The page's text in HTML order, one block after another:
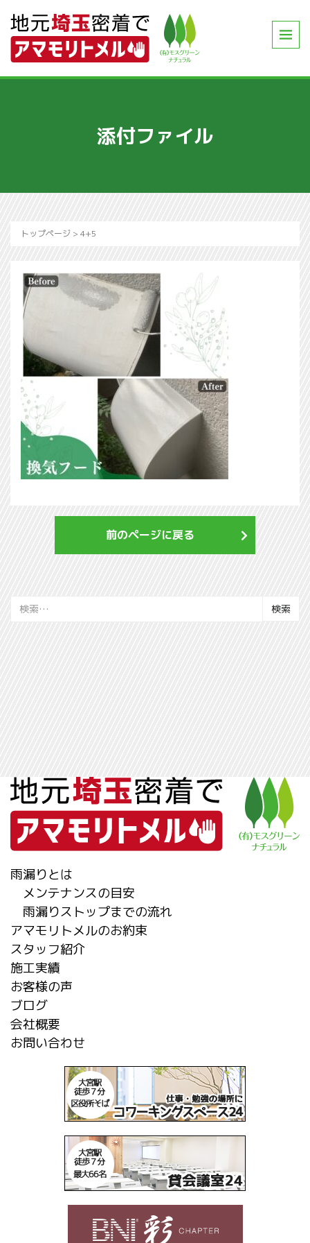
添付ファイル
トップページ > 4+5
前のページに戻る
検
雨漏りとは
メンテナンスの目安
雨漏りストップまでの流れ
アマモリトメルのお約束
スタッフ紹介
施工実績
お客様の声
ブログ
会社概要
お問い合わせ